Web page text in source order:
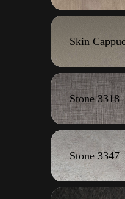
Skin
Stone 3318
Stone 3347